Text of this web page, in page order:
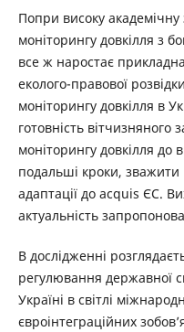
Попри високу академічну
моніторингу довкілля з
все ж наростає
еколого-правової
моніторингу довкілля в
готовність вітчизняного
моніторингу довкілля до
подальші кроки,
адаптації до аcquis ЄС.
актуальність
В дослідженні
регулювання державної
Україні в світлі
євроінтеграційних